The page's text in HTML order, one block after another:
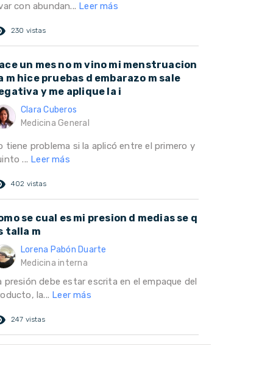
con abundan... Leer más
230 vistas
un mes no m vino mi menstruacion
m hice pruebas d embarazo m sale
y me aplique la i
Clara Cuberos
Medicina General
tiene problema si la aplicó entre el primero y
... Leer más
402 vistas
se cual es mi presion d medias se q
talla m
Lorena Pabón Duarte
Medicina interna
presión debe estar escrita en el empaque del
la... Leer más
247 vistas